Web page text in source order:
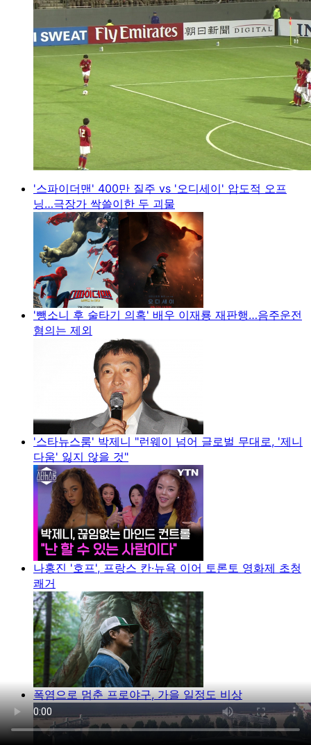
'스파이더맨' 400만 질주 vs '오디세이' 압도적 오프
닝…극장가 싹쓸이한 두 괴물
'뺑소니 후 술타기 의혹' 배우 이재룡 재판행…음주운전
혐의는 제외
'스타뉴스룸' 박제니 "런웨이 넘어 글로벌 무대로, '제니
다움' 잃지 않을 것"
나홍진 '호프', 프랑스 칸·뉴욕 이어 토론토 영화제 초청
쾌거
폭염으로 멈춘 프로야구, 가을 일정도 비상